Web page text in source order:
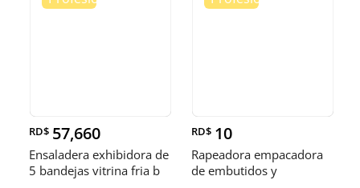
RD$ 57,660
Ensaladera exhibidora de
5 bandejas vitrina fria b
RD$ 10
Rapeadora empacadora
de embutidos y